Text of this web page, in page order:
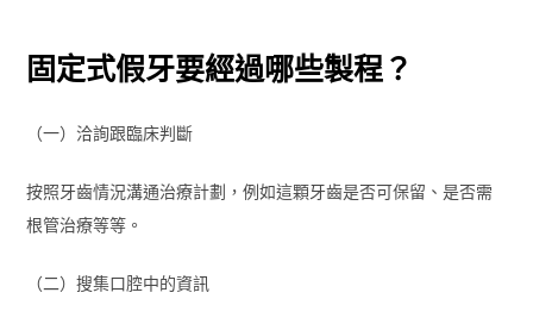
固定式假牙要經過哪些製程？
（一）洽詢跟臨床判斷
按照牙齒情況溝通治療計劃，例如這顆牙齒是否可保留、是否需
根管治療等等。
（二）搜集口腔中的資訊